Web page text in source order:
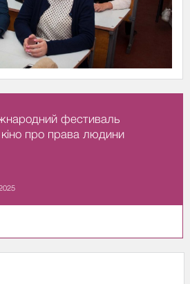
фестиваль
про права людини